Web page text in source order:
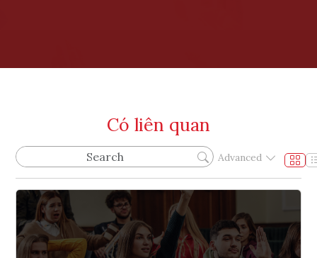
Có liên quan
Advanced